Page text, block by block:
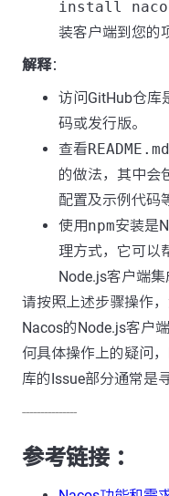
install
装客户端到您的
解释：
访问GitHub仓库
码或发行版。
查看README.md
的做法，其中会
配置及示例代码
使用npm安装是
理方式，它可以
Node.js客户端集
请按照上述步骤操作
Nacos的Node.js客户
何具体操作上的疑问，
库的Issue部分通常是
---------------
参考链接 ：